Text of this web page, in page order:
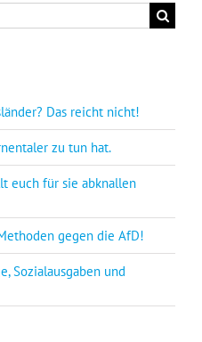
Das reicht nicht!
zu tun hat.
euch für sie abknallen
gegen die AfD!
Sozialausgaben und